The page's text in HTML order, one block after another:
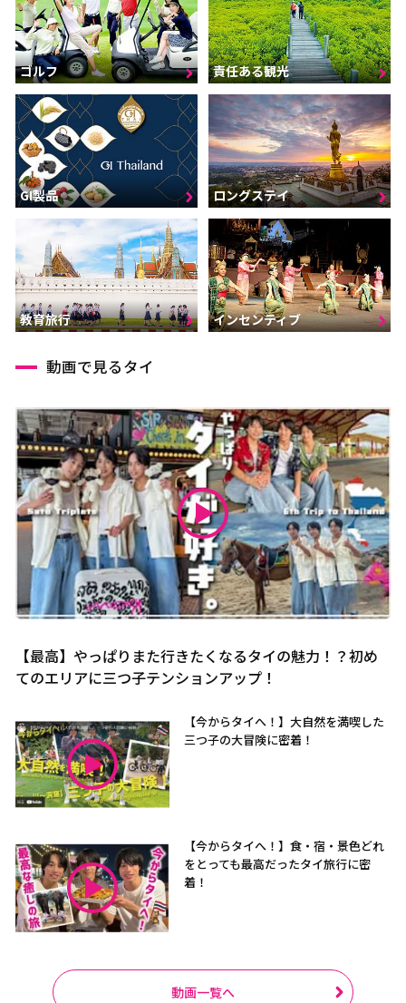
ゴルフ 責任ある観光
GI製品 ロングステイ
教育旅行 インセンティブ
動画で見るタイ
【最高】やっぱりまた行きたくなるタイの魅力！？初め
てのエリアに三つ子テンションアップ！
【今からタイへ！】大自然を満喫した
三つ子の大冒険に密着！
【今からタイへ！】食・宿・景色どれ
をとっても最高だったタイ旅行に密
着！
動画一覧へ